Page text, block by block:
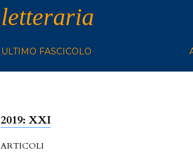
letteraria
ULTIMO FASCICOLO
2019: XXI
ARTICOLI